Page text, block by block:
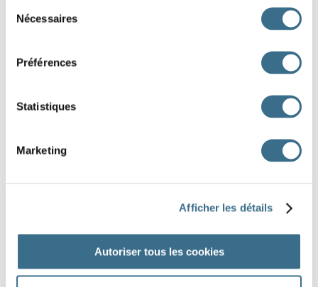
Nécessaires
Préférences
Statistiques
Marketing
Afficher les détails
Autoriser tous les cookies
choix chiot
DONE!